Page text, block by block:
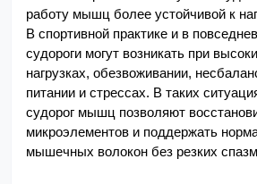
работу мышц более устойчивой к
В спортивной практике и в
судороги могут возникать при
нагрузках, обезвоживании,
питании и стрессах. В таких
судорог мышц позволяют
микроэлементов и поддержать
мышечных волокон без резких